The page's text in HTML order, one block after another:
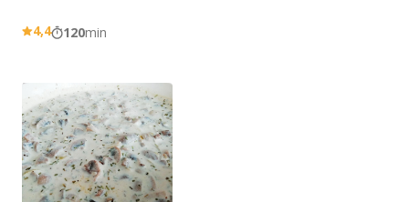
4,4 120min